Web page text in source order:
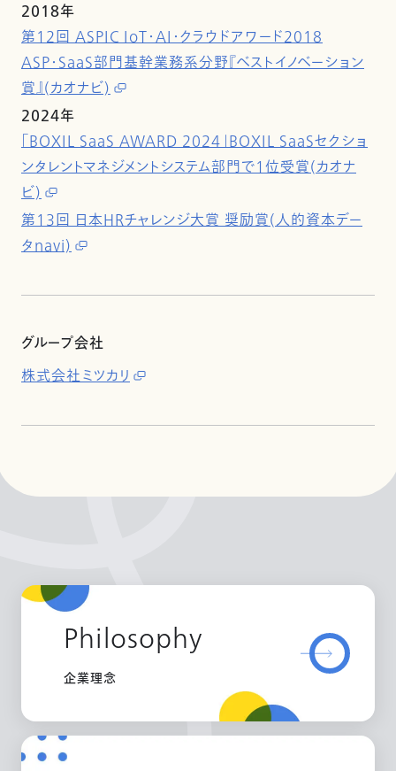
2018年
第12回 ASPIC IoT・AI・クラウドアワード2018
ASP・SaaS部門基幹業務系分野『ベストイノベーション
賞』(カオナビ)
2024年
「BOXIL SaaS AWARD 2024」BOXIL SaaSセクショ
ンタレントマネジメントシステム部門で1位受賞(カオナ
ビ)
第13回 日本HRチャレンジ大賞 奨励賞(人的資本デー
タnavi)
グループ会社
株式会社ミツカリ
Philosophy
企業理念